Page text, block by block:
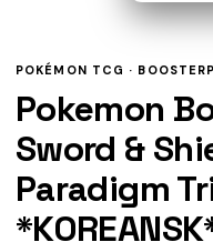
POKÉMON TCG ·
Pokemon
Sword &
Paradigm